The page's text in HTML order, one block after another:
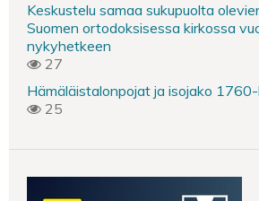
Keskustelu samaa sukupuolta
Suomen ortodoksisessa kirkossa
nykyhetkeen
27
Hämäläistalonpojat ja isojako 1760-
25